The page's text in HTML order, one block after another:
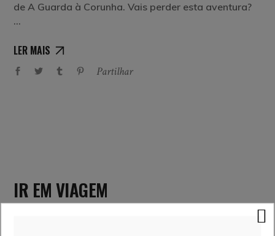
de A Guarda à Corunha. Vais perder esta aventura?
LER MAIS
Partilhar
IR EM VIAGEM